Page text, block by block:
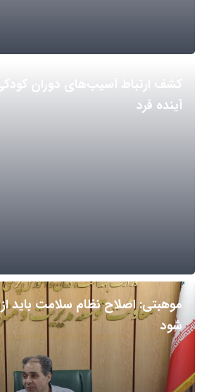
کشف ارتباط آسیب‌های دوران
آینده فرد
موهبتی: اصلاح نظام سلامت باید از
شود